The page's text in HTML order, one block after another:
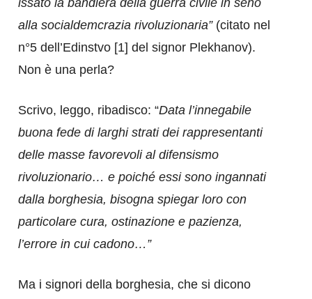
issato la bandiera della guerra civile in seno
alla socialdemcrazia rivoluzionaria”(citato nel
n°5 dell’Edinstvo [1] del signor Plekhanov).
Non è una perla?
Scrivo, leggo, ribadisco: “Data l’innegabile
buona fede di larghi strati dei rappresentanti
delle masse favorevoli al difensismo
rivoluzionario… e poiché essi sono ingannati
dalla borghesia, bisogna spiegar loro con
particolare cura, ostinazione e pazienza,
l’errore in cui cadono…”
Ma i signori della borghesia, che si dicono